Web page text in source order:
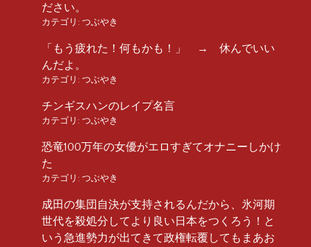
ださい。
カテゴリ: つぶやき
「もう疲れた！何もかも！」 → 休んでいい
んだよ。
カテゴリ: つぶやき
チンギスハンのレイプ名言
カテゴリ: つぶやき
恐竜100万年の女優がエロすぎてオナニーしかけ
た
カテゴリ: つぶやき
成田の集団自決が支持されるんだから、氷河期
世代を殺処分してより良い日本をつくろう！と
いう急進勢力が出てきて政権転覆してもまあお